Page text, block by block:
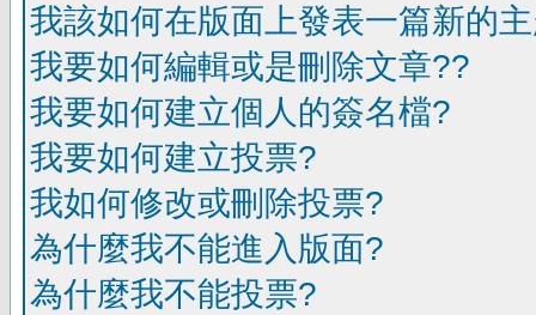
我該如何在版面上發表一篇新的
我要如何編輯或是刪除文章??
我要如何建立個人的簽名檔?
我要如何建立投票?
我如何修改或刪除投票?
為什麼我不能進入版面?
為什麼我不能投票?